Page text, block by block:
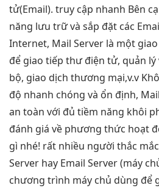
tử(Email). truy cập nhanh Bên
năng lưu trữ và sắp đặt các
Internet, Mail Server là một
để giao tiếp thư điện tử, quản
bộ, giao dịch thương mại,v.v
độ nhanh chóng và ổn định,
an toàn với đủ tiềm năng khôi
đánh giá về phương thức hoạt
gì nhé! rất nhiều người thắc
Server hay Email Server (máy
chương trình máy chủ dùng để